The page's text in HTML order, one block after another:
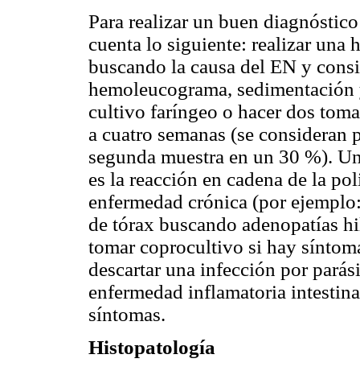
Para realizar un buen
cuenta lo siguiente: realizar una
buscando la causa del EN y
hemoleucograma,
cultivo faríngeo o hacer dos
a cuatro semanas (se
segunda muestra en un 30 %).
es la reacción en cadena de la
enfermedad crónica (por
de tórax buscando adenopatías
tomar coprocultivo si hay
descartar una infección por
enfermedad inflamatoria
síntomas.
Histopatología